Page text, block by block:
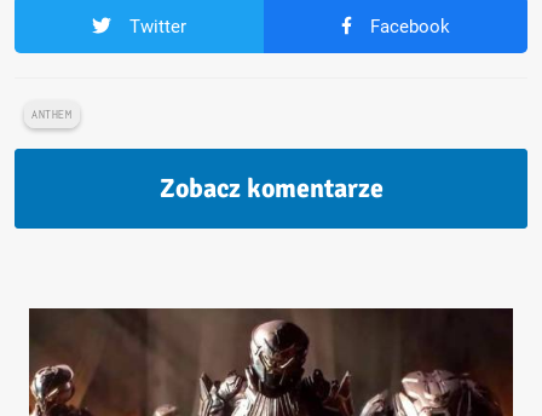
Twitter Facebook
ANTHEM
Zobacz komentarze